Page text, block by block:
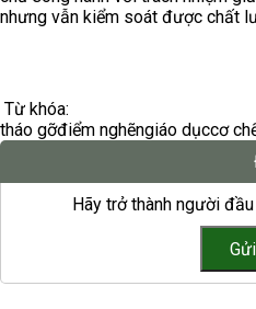
nhưng vẫn kiểm soát được chất
Từ khóa:
tháo gỡđiểm nghẽngiáo dụccơ
Hãy trở thành người